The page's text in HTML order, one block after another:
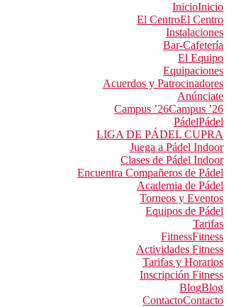
InicioInicio
El CentroEl Centro
Instalaciones
Bar-Cafetería
El Equipo
Equipaciones
Acuerdos y Patrocinadores
Anúnciate
Campus ’26Campus ’26
PádelPádel
LIGA DE PÁDEL CUPRA
Juega a Pádel Indoor
Clases de Pádel Indoor
Encuentra Compañeros de Pádel
Academia de Pádel
Torneos y Eventos
Equipos de Pádel
Tarifas
FitnessFitness
Actividades Fitness
Tarifas y Horarios
Inscripción Fitness
BlogBlog
ContactoContacto